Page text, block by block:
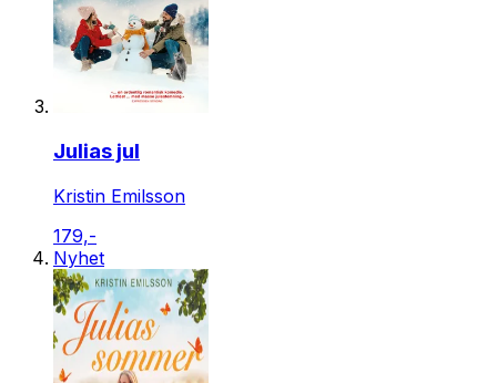
Julias jul
Kristin Emilsson
179,-
Nyhet